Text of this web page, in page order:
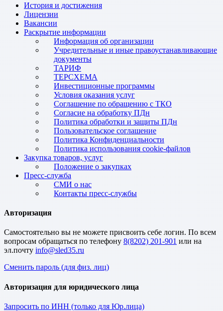
История и достижения
Лицензии
Вакансии
Раскрытие информации
Информация об организации
Учредительные и иные правоустанавливающие
документы
ТАРИФ
ТЕРСХЕМА
Инвестиционные программы
Условия оказания услуг
Соглашение по обращению с ТКО
Согласие на обработку ПДн
Политика обработки и защиты ПДн
Пользовательское соглашение
Политика Конфиденциальности
Политика использования cookie-файлов
Закупка товаров, услуг
Положение о закупках
Пресс-служба
СМИ о нас
Контакты пресс-службы
Авторизация
Cамостоятельно вы не можете присвоить себе логин. По всем
вопросам обращаться по телефону 8(8202) 201-901 или на
эл.почту
Сменить пароль (для физ. лиц)
Авторизация для юридического лица
Запросить по ИНН (только для Юр.лица)